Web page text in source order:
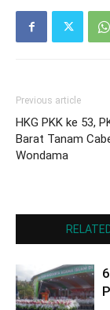
Previous article
HKG PKK ke 53,
Barat Tanam
Wondama